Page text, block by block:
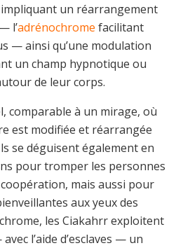
un réarrangement
l’adrénochrome facilitant
— ainsi qu’une modulation
un champ hypnotique ou
de leur corps.
comparable à un mirage, où
est modifiée et réarrangée
se déguisent également en
pour tromper les personnes
mais aussi pour
aux yeux des
les Ciakahrr exploitent
l’aide d’esclaves — un